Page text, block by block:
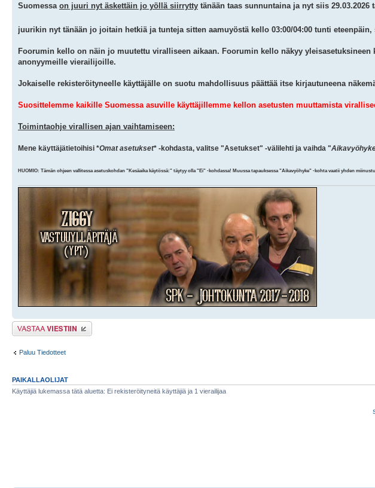
Suomessa on juuri nyt äskettäin jo yöllä siirrytty tänään taas sunnuntaina ja nyt siis
juurikin nyt tänään jo joitain hetkiä ja tunteja sitten aamuyöstä kello 03:00/04:00 tunti eteenpäin,
Foorumin kello on näin jo muutettu viralliseen aikaan. Foorumin kello näkyy
anonyymeille vierailijoille.
Jokaiselle rekisteröityneelle käyttäjälle on suotu mahdollisuus päättää itse kirjautuneena
Suosittelemme kaikille Suomessa asuville käyttäjillemme kellon asetusten muuttamista
Toimintaohje virallisen ajan vaihtamiseen:
Mene käyttäjätietoihisi *Omat asetukset* -kohdasta, valitse "Asetukset" -välilehti ja vaihda "
HUOMIO: Tämän ohjeen vallitessa asetuskohdan "Kesäaika käytössä:" täytyy olla "Ei" -kohdassa! Muussa tapauksessa "Aikavyöhyke" -kohta vaatii yhden
Lähetä vastaus
Paluu Tiedotteet
PAIKALLAOLIJAT
Käyttäjiä lukemassa tätä aluetta: Ei rekisteröityneitä käyttäjiä ja 1 vierailijaa